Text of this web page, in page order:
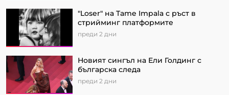
"Loser" на Tame Impala с ръст в
стрийминг платформите
преди 2 дни
Новият сингъл на Ели Голдинг с
българска следа
преди 2 дни